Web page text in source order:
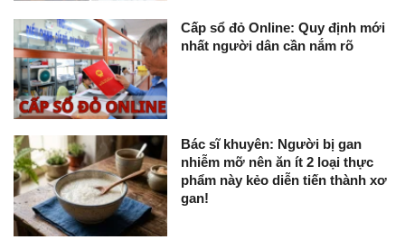
Cấp sổ đỏ Online: Quy định mới
nhất người dân cần nắm rõ
Bác sĩ khuyên: Người bị gan
nhiễm mỡ nên ăn ít 2 loại thực
phẩm này kẻo diễn tiến thành xơ
gan!